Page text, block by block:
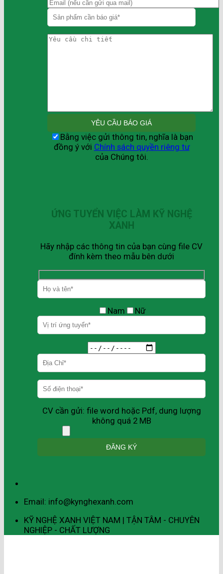
Bằng việc gửi thông tin, nghĩa là bạn
đồng ý với Chính sách quyền riêng tư
của Chúng tôi.
ỨNG TUYỂN VIỆC LÀM KỸ NGHỆ
XANH
Hãy nhập các thông tin của bạn cùng file CV
đính kèm theo mẫu bên dưới
Nam Nữ
CV cần gửi: file word hoặc Pdf, dung lượng
không quá 2 MB
Email: info@kynghexanh.com
KỸ NGHỆ XANH VIỆT NAM | TẬN TÂM - CHUYÊN
NGHIỆP - CHẤT LƯỢNG